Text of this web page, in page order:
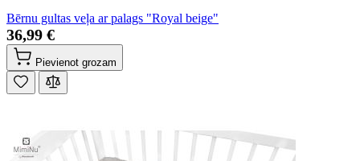
Bērnu gultas veļa ar palags "Royal beige"
36,99 €
Pievienot grozam